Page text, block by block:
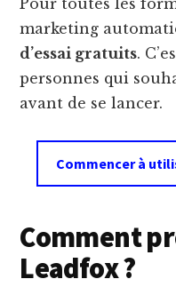
marketing
d’essai gratuits.
personnes qui
avant de se lancer.
Commencer à
Comment
Leadfox ?